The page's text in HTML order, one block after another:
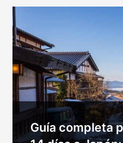
Guía completa